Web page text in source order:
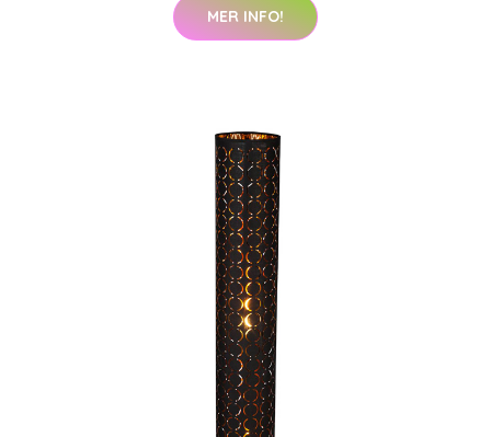
MER INFO!